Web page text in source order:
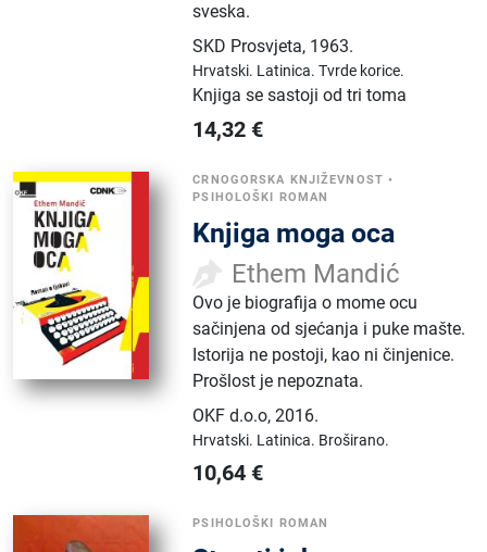
sveska.
SKD Prosvjeta, 1963.
Hrvatski. Latinica.Tvrde korice.
Knjiga se sastoji od tri toma
14,32 €
CRNOGORSKA KNJIŽEVNOST •
PSIHOLOŠKI ROMAN
Knjiga moga oca
Ethem Mandić
Ovo je biografija o mome ocu
sačinjena od sjećanja i puke mašte.
Istorija ne postoji, kao ni činjenice.
Prošlost je nepoznata.
OKF d.o.o,2016.
Hrvatski. Latinica. Broširano.
10,64 €
PSIHOLOŠKI ROMAN